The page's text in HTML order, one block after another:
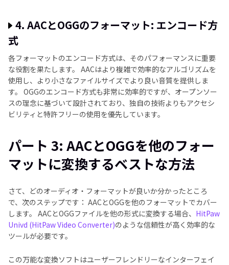
4. AACとOGGのフォーマット: エンコード方
式
各フォーマットのエンコード方式は、そのパフォーマンスに重要
な役割を果たします。 AACはより複雑で効率的なアルゴリズムを
使用し、より小さなファイルサイズでより良い音質を提供しま
す。 OGGのエンコード方式も非常に効率的ですが、オープンソー
スの理念に基づいて設計されており、独自の技術よりもアクセシ
ビリティと特許フリーの使用を優先しています。
パート 3: AACとOGGを他のフォー
マットに変換するベストな方法
さて、どのオーディオ・フォーマットが良いか分かったところ
で、次のステップです： AACとOGGを他のフォーマットでカバー
します。 AACとOGGファイルを他の形式に変換する場合、 HitPaw
Univd (HitPaw Video Converter)のような信頼性が高く効率的な
ツールが必要です。
この万能な変換ソフトはユーザーフレンドリーなインターフェイ